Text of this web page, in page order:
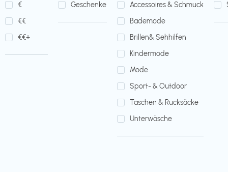
€‎
€‎€‎
€‎€‎+
Geschenke
Accessoires & Schmuck
Bademode
Brillen& Sehhilfen
Kindermode
Mode
Sport- & Outdoor
Taschen & Rucksäcke
Unterwäsche